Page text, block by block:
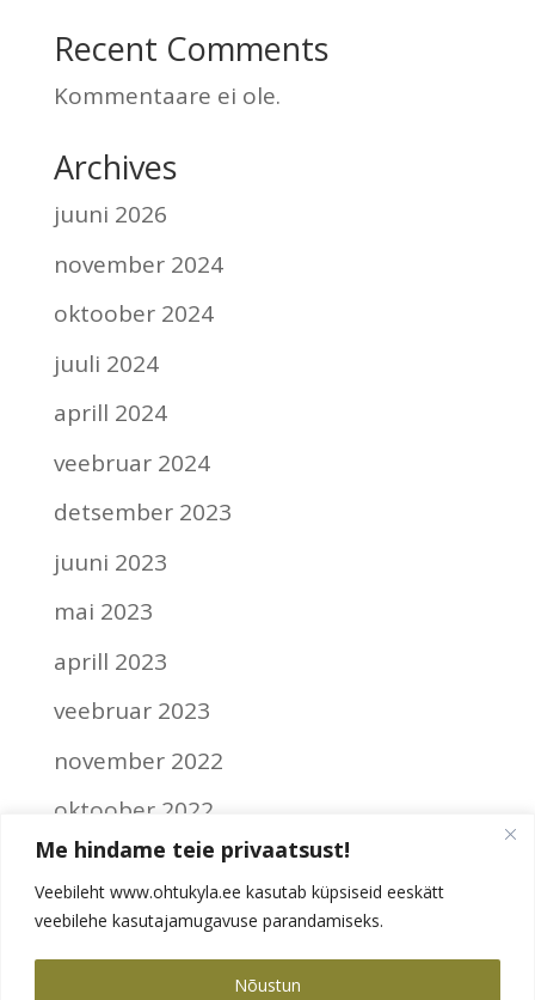
Me hindame teie privaatsust!
Veebileht www.ohtukyla.ee kasutab küpsiseid eeskätt
veebilehe kasutajamugavuse parandamiseks.
Nõustun
Recent Comments
Kommentaare ei ole.
Archives
juuni 2026
november 2024
oktoober 2024
juuli 2024
aprill 2024
veebruar 2024
detsember 2023
juuni 2023
mai 2023
aprill 2023
veebruar 2023
november 2022
oktoober 2022
september 2022
Categories
Ilma kategooriata